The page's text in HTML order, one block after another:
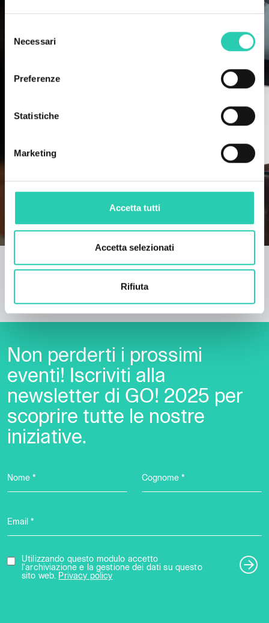
delNecessari
Preferenze
Statistiche
Marketing
Accetta tutti
Accetta selezionati
Rifiuta
Oriente/Occidente: La frontiera nel cinema e nella
storia
Conoscere e osservare la storia turbolenta della vita
Non perderti i prossimi
eventi! Iscriviti alla
newsletter di GO! 2025 per
scoprire tutte le nostre
iniziative.
Nome * Cognome *
Email *
Utilizzando questo modulo accetto
l'archiviazione e la gestione dei dati su questo
sito web. Privacy policy